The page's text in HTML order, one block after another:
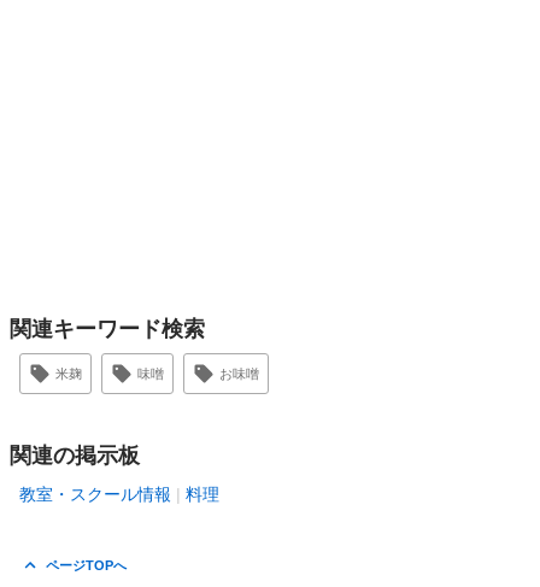
関連キーワード検索
米麹 味噌 お味噌
関連の掲示板
教室・スクール情報 料理
ページTOPへ